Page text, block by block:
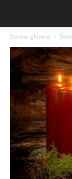
Strona główna